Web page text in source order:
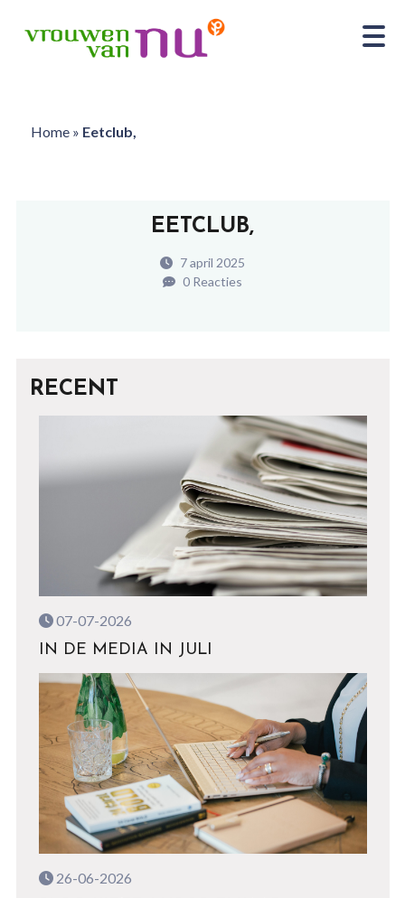
Home» Eetclub,
EETCLUB,
7 april 2025
0 Reacties
RECENT
07-07-2026
IN DE MEDIA IN JULI
26-06-2026